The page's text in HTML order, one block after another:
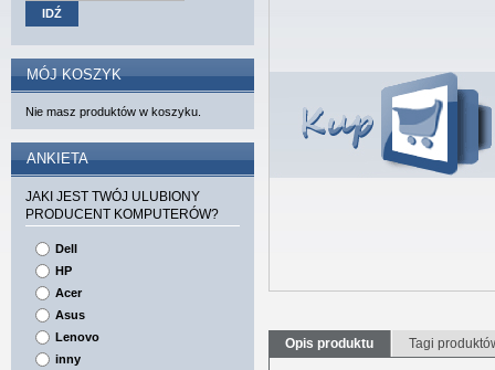
Opis produktu Tagi
IDŹ
MÓJ KOSZYK
Nie masz produktów w koszyku.
ANKIETA
JAKI JEST TWÓJ ULUBIONY
PRODUCENT KOMPUTERÓW?
Dell
HP
Acer
Asus
Lenovo
inny